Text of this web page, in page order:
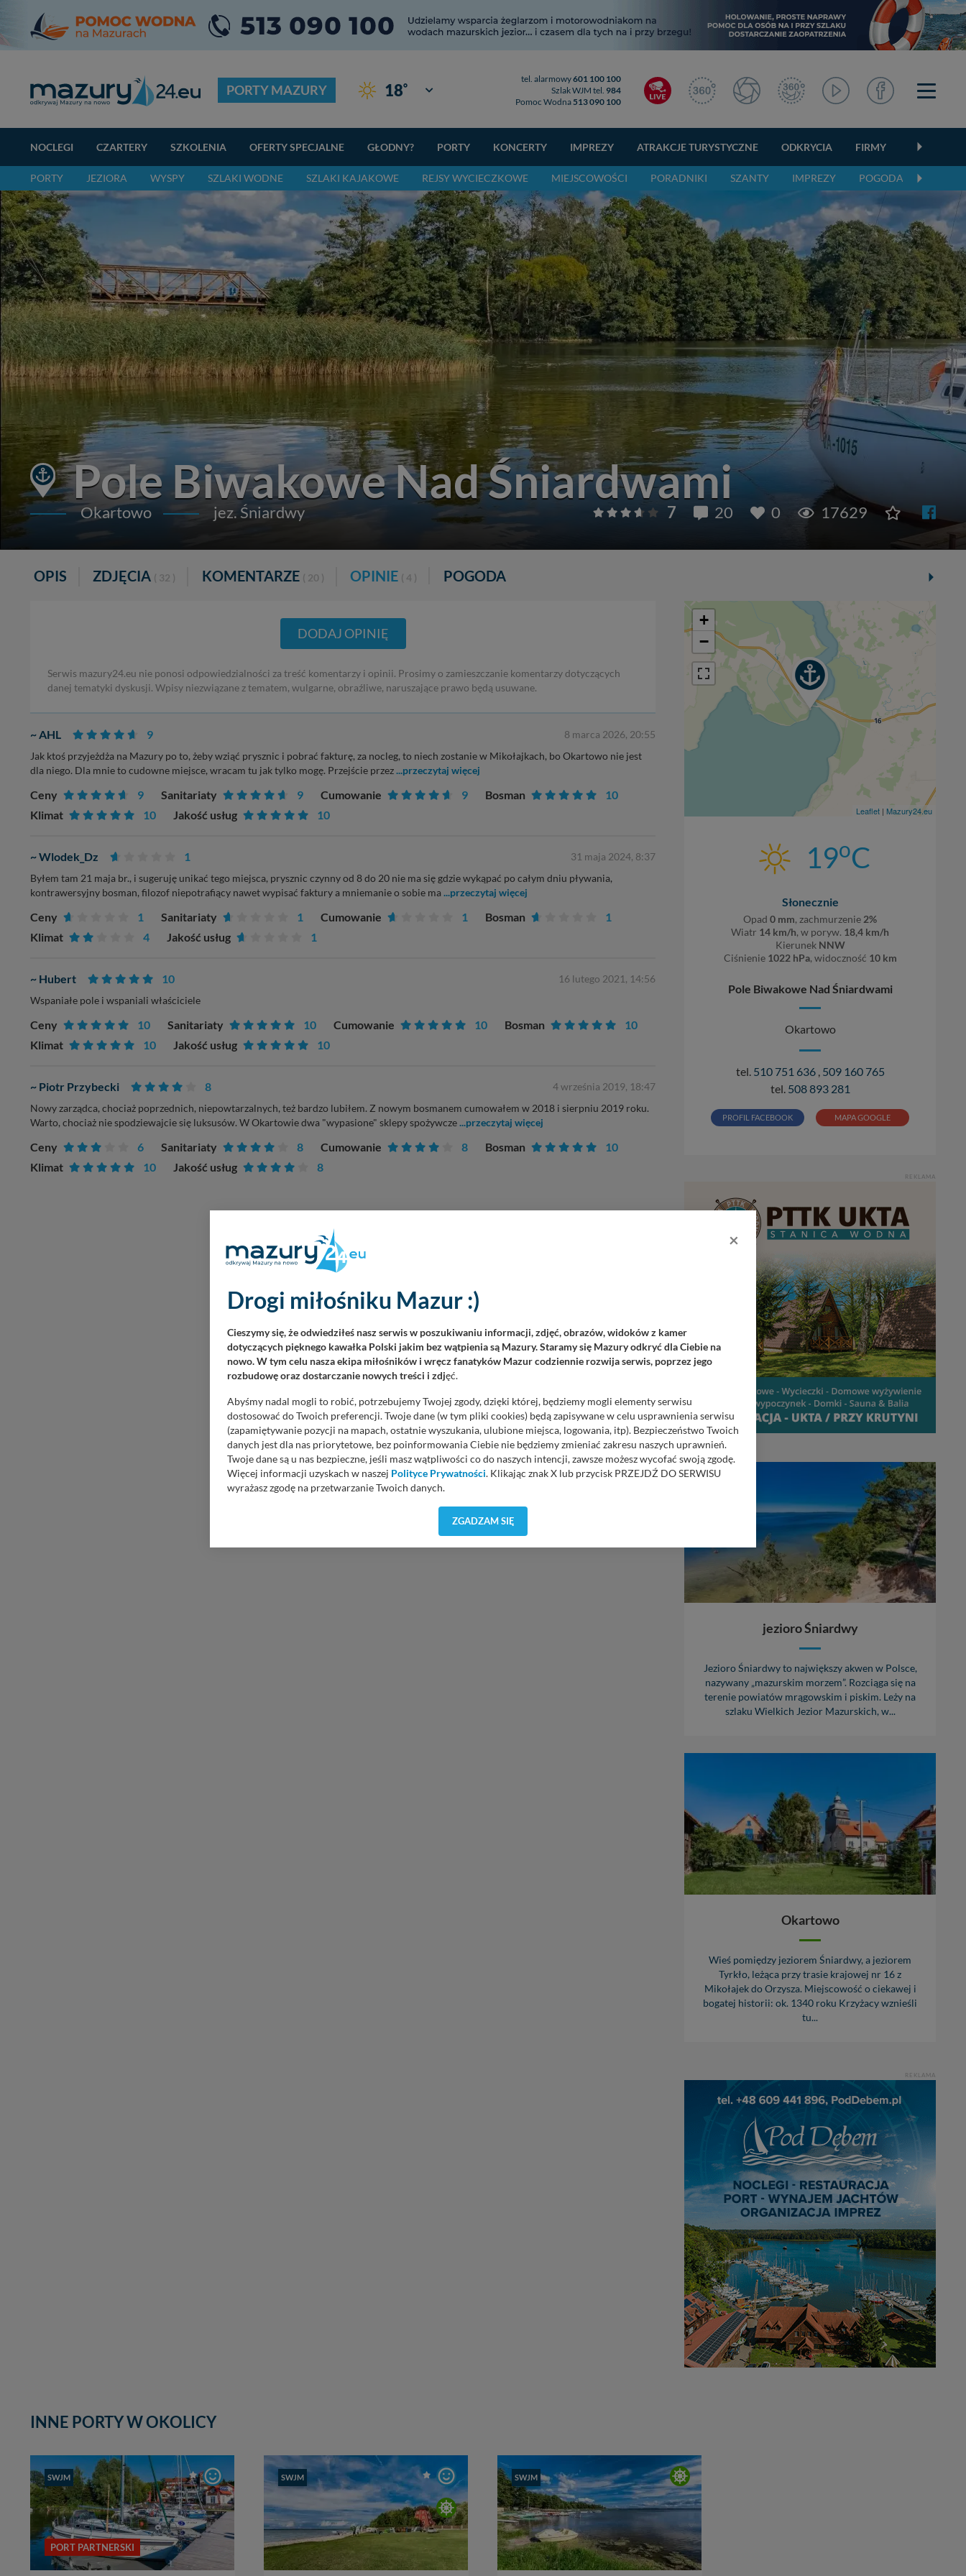
PORTY MAZURY 18° Giżycko
tel. alarmowy601 100 100
Szlak WJM tel. 984
Pomoc Wodna 513 090 100
NOCLEGI CZARTERY SZKOLENIA OFERTY SPECJALNE GŁODNY? PORTY KONCERTY IMPREZY ATRAKCJE TURYSTYCZNE ODKRYCIA FIRMY
PORTY JEZIORA WYSPY SZLAKI WODNE SZLAKI KAJAKOWE REJSY WYCIECZKOWE MIEJSCOWOŚCI PORADNIKI SZANTY IMPREZY POGODA
Pole Biwakowe Nad Śniardwami
Okartowo jez. Śniardwy 7 20 0 17629
OPIS ZDJĘCIA ( 32 ) KOMENTARZE ( 20 ) OPINIE ( 4 ) POGODA
DODAJ OPINIĘ
Serwis mazury24.eu nie ponosi odpowiedzialności za treść komentarzy i opinii. Prosimy o zamieszczanie komentarzy dotyczących
danej tematyki dyskusji. Wpisy niezwiązane z tematem, wulgarne, obraźliwe, naruszające prawo będą usuwane.
~ AHL 9 8 marca 2026, 20:55
Jak ktoś przyjeżdża na Mazury po to, żeby wziąć prysznic i pobrać fakturę, za nocleg, to niech zostanie w Mikołajkach, bo Okartowo nie jest
dla niego. Dla mnie to cudowne miejsce, wracam tu jak tylko mogę. Przejście przez...przeczytaj więcej
Ceny 9 Sanitariaty 9 Cumowanie 9 Bosman
10
Klimat
10 Jakość usług 10
~ Wlodek_Dz 1 31 maja 2024, 8:37
Byłem tam 21 maja br., i sugeruję unikać tego miejsca, prysznic czynny od 8 do 20 nie ma się gdzie wykąpać po całym dniu pływania,
kontrawersyjny bosman, filozof niepotrafiący nawet wypisać faktury a mniemanie o sobie ma ...przeczytaj więcej
Ceny 1 Sanitariaty 1 Cumowanie 1 Bosman
1
Klimat
4 Jakość usług 1
~ Hubert 10 16 lutego 2021, 14:56
Wspaniałe pole i wspaniali właściciele
Ceny 10 Sanitariaty 10 Cumowanie 10 Bosman
10
Klimat
10 Jakość usług 10
~ Piotr Przybecki 8 4 września 2019, 18:47
Nowy zarządca, chociaż poprzednich, niepowtarzalnych, też bardzo lubiłem. Z nowym bosmanem cumowałem w 2018 i sierpniu 2019 roku.
Warto, chociaż nie spodziewajcie się luksusów. W Okartowie dwa "wypasione" sklepy spożywcze...przeczytaj więcej
Ceny 6 Sanitariaty 8 Cumowanie 8 Bosman
10
Klimat
10 Jakość usług 8
+
−
Leaflet | Mazury24.eu
19oC
Słonecznie
Opad 0 mm, zachmurzenie 2%
Wiatr 14 km/h, w poryw. 18,4 km/h
Kierunek NNW
Ciśnienie 1022 hPa, widoczność 10 km
Pole Biwakowe Nad Śniardwami
Okartowo
tel. 510 751 636, 509 160 765
tel. 508 893 281
PROFIL FACEBOOK MAPA GOOGLE
REKLAMA
jezioro Śniardwy
Jezioro Śniardwy to największy akwen w Polsce,
nazywany „mazurskim morzem”. Rozciąga się na
terenie powiatów mrągowskim i piskim. Leży na
szlaku Wielkich Jezior Mazurskich, w...
Okartowo
Wieś pomiędzy jeziorem Śniardwy, a jeziorem
Tyrkło, leżąca przy trasie krajowej nr 16 z
Mikołajek do Orzysza. Miejscowość o ciekawej i
bogatej historii: ok. 1340 roku Krzyżacy wznieśli
tu...
REKLAMA
INNE PORTY W OKOLICY
SWJM
PORT PARTNERSKI
głębokość
0,60 - 1,00 m
boja kotwica long side
cena
160 zł
SWJM głębokość
0,40 - 0,80 m
cumowanie
brzeg,long side
bezpłatny
SWJM
×
Drogi miłośniku Mazur :)
Cieszymy się, że odwiedziłeś nasz serwis w poszukiwaniu informacji, zdjęć, obrazów, widoków z kamer
dotyczących pięknego kawałka Polski jakim bez wątpienia są Mazury. Staramy się Mazury odkryć dla Ciebie na
nowo. W tym celu nasza ekipa miłośników i wręcz fanatyków Mazur codziennie rozwija serwis, poprzez jego
rozbudowę oraz dostarczanie nowych treści i zdjęć.
Abyśmy nadal mogli to robić, potrzebujemy Twojej zgody, dzięki której, będziemy mogli elementy serwisu
dostosować do Twoich preferencji. Twoje dane (w tym pliki cookies) będą zapisywane w celu usprawnienia serwisu
(zapamiętywanie pozycji na mapach, ostatnie wyszukania, ulubione miejsca, logowania, itp). Bezpieczeństwo Twoich
danych jest dla nas priorytetowe, bez poinformowania Ciebie nie będziemy zmieniać zakresu naszych uprawnień.
Twoje dane są u nas bezpieczne, jeśli masz wątpliwości co do naszych intencji, zawsze możesz wycofać swoją zgodę.
Więcej informacji uzyskach w naszej Polityce Prywatności. Klikając znak X lub przycisk PRZEJDŹ DO SERWISU
wyrażasz zgodę na przetwarzanie Twoich danych.
Wyjątkiem jest sytuacja, gdy przekazanie Twoich danych jest elementem usługi (przekazanie danych z formularza
ZGADZAM SIĘ